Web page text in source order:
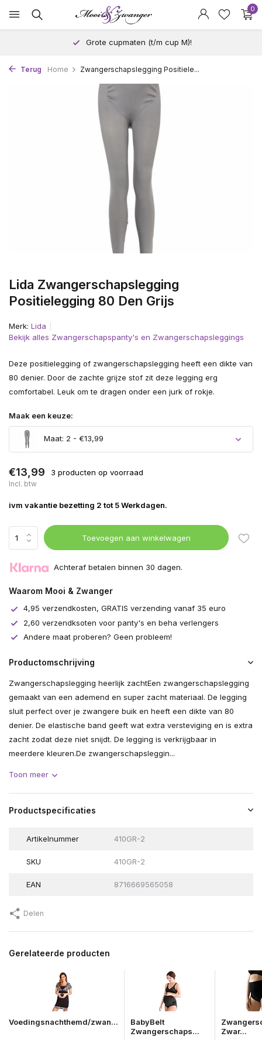
0
Grote cupmaten (t/m cup M)!
Terug Home Zwangerschapslegging Positiele...
Lida Zwangerschapslegging
Positielegging 80 Den Grijs
Merk: Lida
Bekijk alles Zwangerschapspanty's en Zwangerschapsleggings
Deze positielegging of zwangerschapslegging heeft een dikte van
80 denier. Door de zachte grijze stof zit deze legging erg
comfortabel. Leuk om te dragen onder een jurk of rokje.
Maak een keuze:
Maat: 2 - €13,99
€13,99 3 producten op voorraad
Incl. btw
ivm vakantie bezetting 2 tot 5 Werkdagen.
Toevoegen aan winkelwagen
Achteraf betalen binnen 30 dagen.
Waarom Mooi & Zwanger
4,95 verzendkosten, GRATIS verzending vanaf 35 euro
2,60 verzendksoten voor panty's en beha verlengers
Andere maat proberen? Geen probleem!
Productomschrijving
Zwangerschapslegging heerlijk zachtEen zwangerschapslegging
gemaakt van een ademend en super zacht materiaal. De legging
sluit perfect over je zwangere buik en heeft een dikte van 80
denier. De elastische band geeft wat extra versteviging en is extra
zacht zodat deze niet snijdt. De legging is verkrijgbaar in
meerdere kleuren.De zwangerschapsleggin...
Toon meer
Productspecificaties
Artikelnummer 410GR-2
SKU 410GR-2
EAN 8716669565058
Delen
Gerelateerde producten
Voedingsnachthemd/zwan...
BabyBelt
Zwangerschaps...
Zwar...